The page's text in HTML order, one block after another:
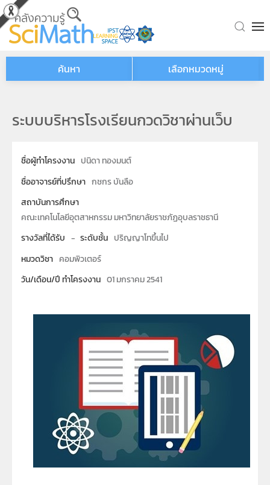
Skip to main content
ค้นหา เลือกหมวดหมู่
ระบบบริหารโรงเรียนกวดวิชาผ่านเว็บ
ชื่อผู้ทำโครงงาน ปนิดา ทองมนต์
ชื่ออาจารย์ที่ปรึกษา กชกร บันลือ
สถาบันการศึกษา
คณะเทคโนโลยีอุตสาหกรรม มหาวิทยาลัยราชภัฏอุบลราชธานี
รางวัลที่ได้รับ - ระดับชั้น ปริญญาโทขึ้นไป
หมวดวิชา คอมพิวเตอร์
วัน/เดือน/ปี ทำโครงงาน 01 มกราคม 2541